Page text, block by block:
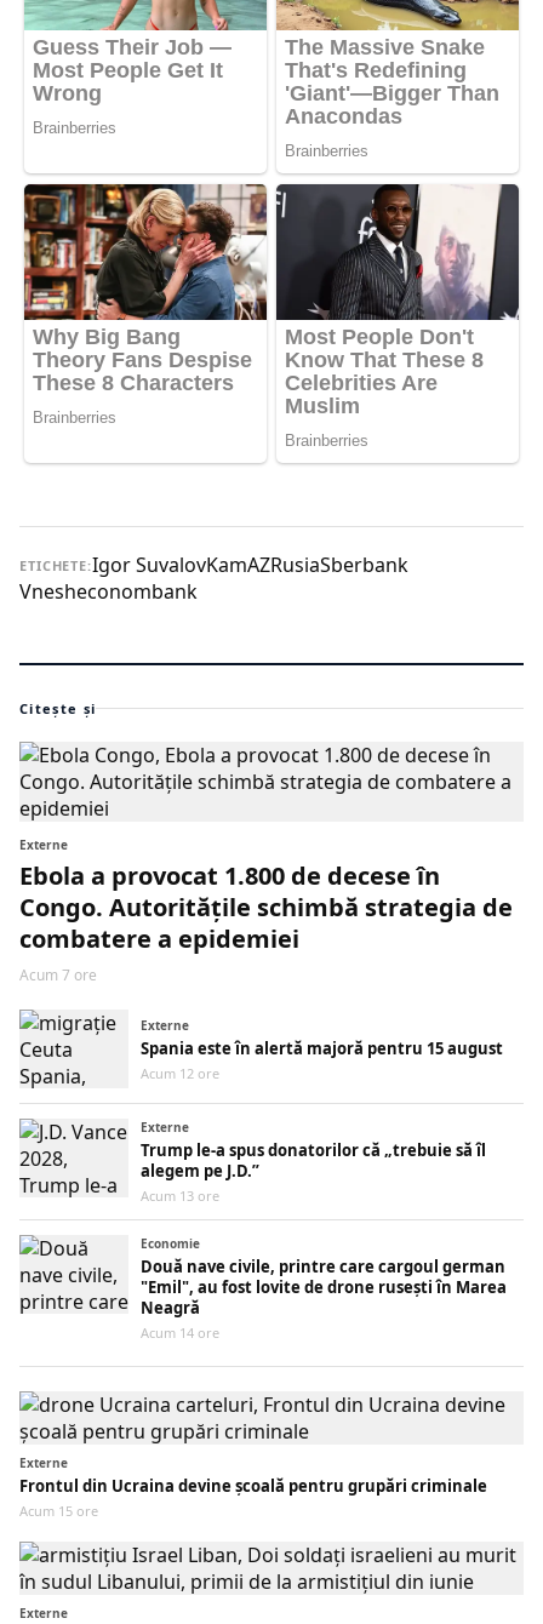
ETICHETE:Igor SuvalovKamAZRusiaSberbank
Vnesheconombank
Citește și
Externe
Ebola a provocat 1.800 de decese în
Congo. Autoritățile schimbă strategia de
combatere a epidemiei
Acum 7 ore
Externe
Spania este în alertă majoră pentru 15 august
Acum 12 ore
Externe
Trump le-a spus donatorilor că „trebuie să îl
alegem pe J.D.”
Acum 13 ore
Economie
Două nave civile, printre care cargoul german
"Emil", au fost lovite de drone rusești în Marea
Neagră
Acum 14 ore
Externe
Frontul din Ucraina devine școală pentru grupări criminale
Acum 15 ore
Externe